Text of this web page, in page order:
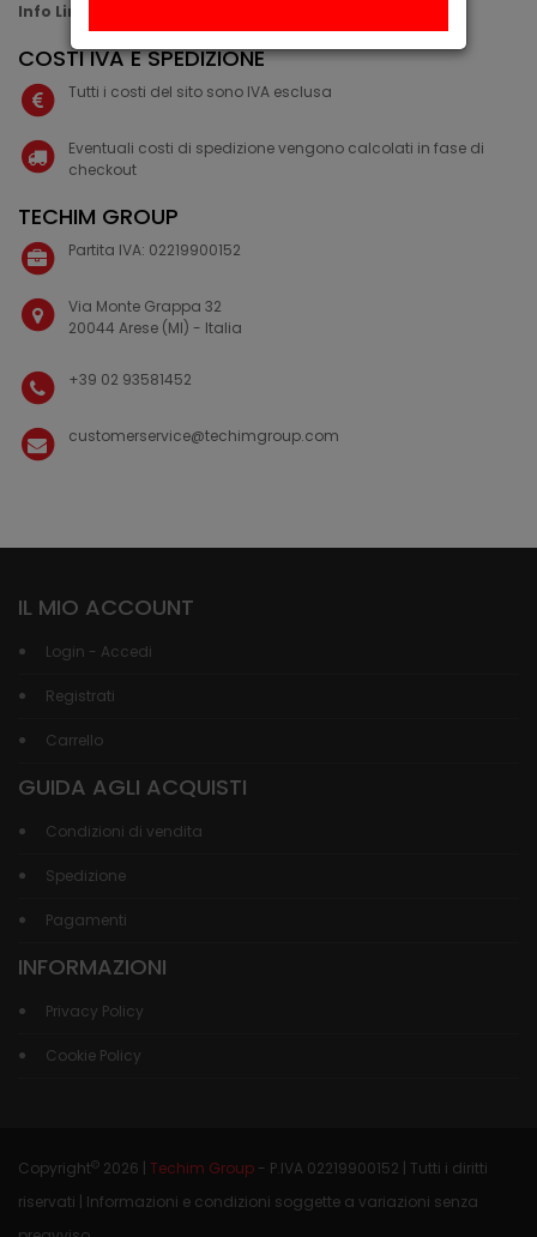
Info Line: +39 02 93581452
COSTI IVA E SPEDIZIONE
Tutti i costi del sito sono IVA esclusa
Eventuali costi di spedizione vengono calcolati in fase di
checkout
TECHIM GROUP
Partita IVA: 02219900152
Via Monte Grappa 32
20044 Arese (MI) - Italia
+39 02 93581452
customerservice@techimgroup.com
IL MIO ACCOUNT
Login - Accedi
Registrati
Carrello
GUIDA AGLI ACQUISTI
Condizioni di vendita
Spedizione
Pagamenti
INFORMAZIONI
Privacy Policy
Cookie Policy
Copyright© 2026 | Techim Group - P.IVA 02219900152 | Tutti i diritti
riservati | Informazioni e condizioni soggette a variazioni senza